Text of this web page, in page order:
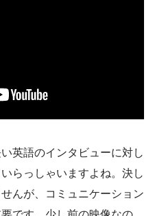
英語のインタビューに対し
らっしゃいますよね。決し
んが、コミュニケーション